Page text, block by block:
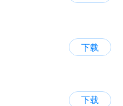
下载
下载